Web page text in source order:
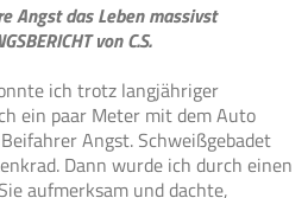
Angst das Leben massivst
von C.S.
ich trotz langjähriger
ein paar Meter mit dem Auto
Angst. Schweißgebadet
Dann wurde ich durch einen
aufmerksam und dachte,